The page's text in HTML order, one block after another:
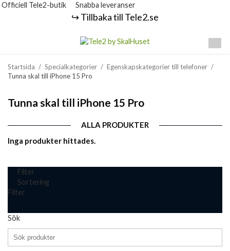
Officiell Tele2-butik Snabba leveranser
↪️ Tillbaka till Tele2.se
Startsida / Specialkategorier / Egenskapskategorier till telefoner /
Tunna skal till iPhone 15 Pro
Tunna skal till iPhone 15 Pro
ALLA PRODUKTER
Inga produkter hittades.
Filter
Sortering
Filter
Sök